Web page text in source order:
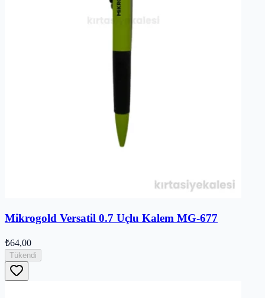
Mikrogold Versatil 0.7 Uçlu Kalem MG-677
₺64,00
Tükendi